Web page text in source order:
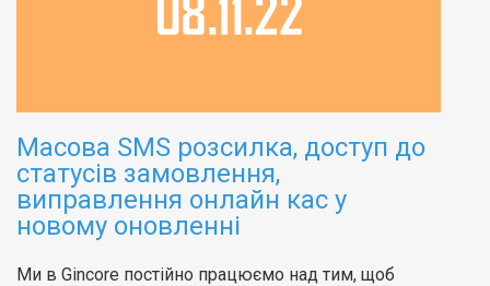
Масова SMS розсилка, доступ до
статусів замовлення,
виправлення онлайн кас у
новому оновленні
Ми в Gincore постійно працюємо над тим, щоб